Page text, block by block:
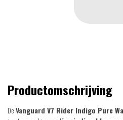
Productomschrijving
DeVanguard V7 Rider Indigo Pure